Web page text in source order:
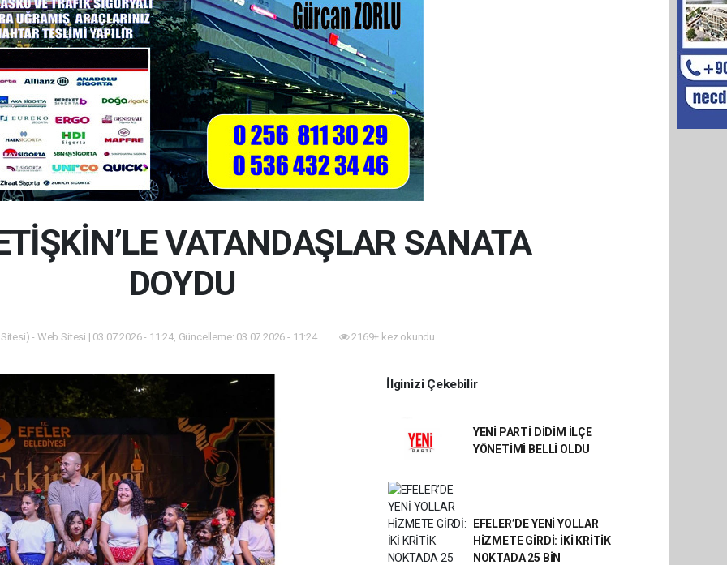
VATANDAŞLAR SANATA
DOYDU
- Web Sitesi | 03.07.2026 - 11:24, Güncelleme: 03.07.2026 - 11:24 2169+ kez okundu.
İlginizi Çekebilir
YENİ PARTİ DİDİM İLÇE
YÖNETİMİ BELLİ OLDU
EFELER’DE YENİ YOLLAR
HİZMETE GİRDİ: İKİ KRİTİK
NOKTADA 25 BİN